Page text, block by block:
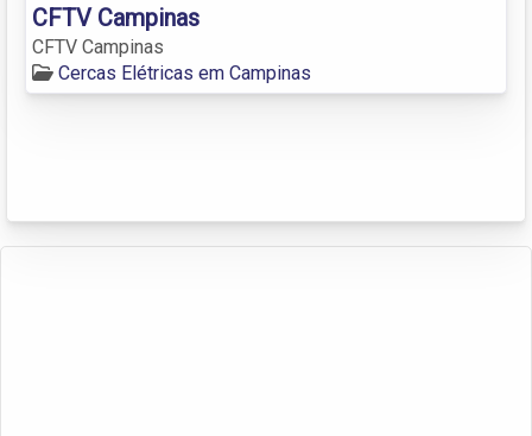
CFTV Campinas
CFTV Campinas
Cercas Elétricas em Campinas